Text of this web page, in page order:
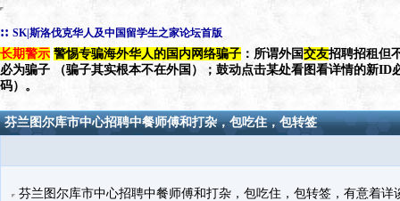
:: SK|斯洛伐克华人及中国留学生之家论坛首版
长期警示 警惕专骗海外华人的国内网络骗子 ：所谓外国交友招聘招租但
必为骗子 （骗子其实根本不在外国）；鼓动点击某处看图看详情的新ID
码）。
芬兰图尔库市中心招聘中餐师傅和打杂，包吃住，包转签
芬兰图尔库市中心招聘中餐师傅和打杂，包吃住，包转签，有意着详